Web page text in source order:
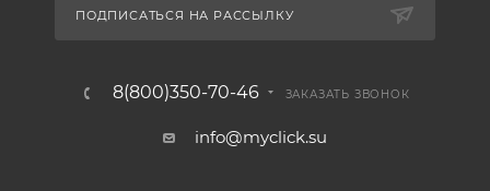
ПОДПИСАТЬСЯ НА РАССЫЛКУ
8(800)350-70-46 ЗАКАЗАТЬ ЗВОНОК
info@myclick.su